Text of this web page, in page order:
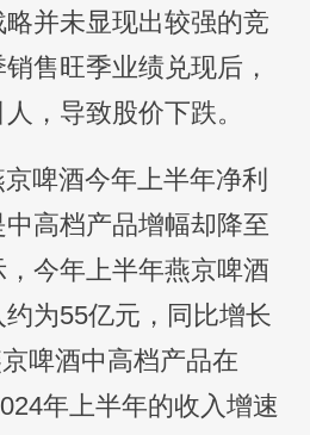
并未显现出较强的竞
售旺季业绩兑现后，
，导致股价下跌。
啤酒今年上半年净利
高档产品增幅却降至
今年上半年燕京啤酒
为55亿元，同比增长
啤酒中高档产品在
年上半年的收入增速